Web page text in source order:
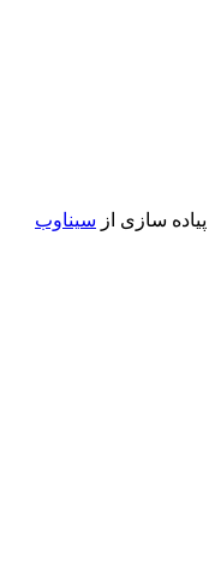
سازی از سیناوب